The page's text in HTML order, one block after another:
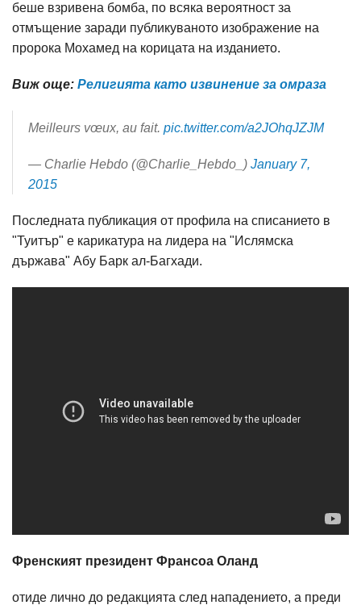
беше взривена бомба, по всяка вероятност за
отмъщение заради публикуваното изображение на
пророка Мохамед на корицата на изданието.
Виж още: Религията като извинение за омраза
Meilleurs vœux, au fait. pic.twitter.com/a2JOhqJZJM
— Charlie Hebdo (@Charlie_Hebdo_) January 7,
2015
Последната публикация от профила на списанието в
"Туитър" е карикатура на лидера на "Ислямска
държава" Абу Барк ал-Багхади.
Френският президент Франсоа Оланд
отиде лично до редакцията след нападението, а преди